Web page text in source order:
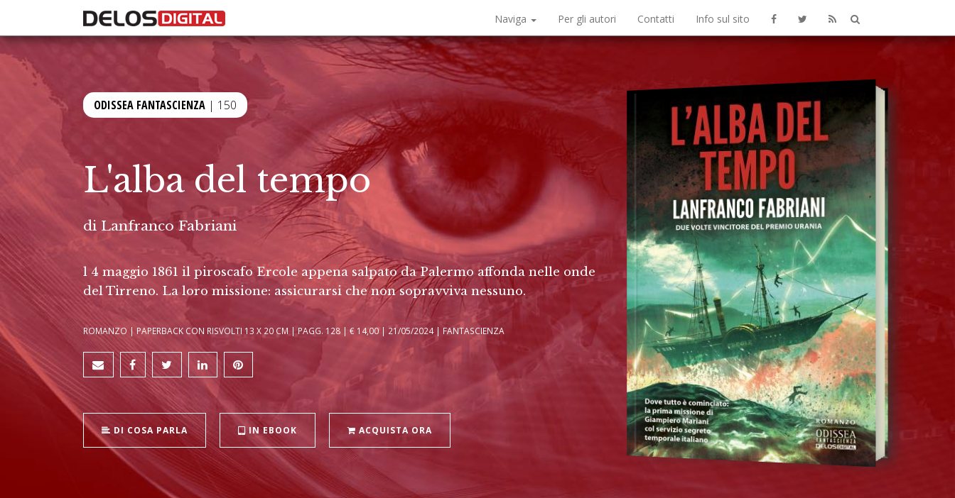
Naviga Per gli autori Contatti Info sul sito
ODISSEA FANTASCIENZA | 150
L'alba del tempo
di Lanfranco Fabriani
l 4 maggio 1861 il piroscafo Ercole appena salpato da Palermo affonda nelle onde
del Tirreno. La loro missione: assicurarsi che non sopravviva nessuno.
ROMANZO | PAPERBACK CON RISVOLTI 13 X 20 CM | PAGG. 128 | € 14,00 | 21/05/2024 | FANTASCIENZA
DI COSA PARLA IN EBOOK ACQUISTA ORA